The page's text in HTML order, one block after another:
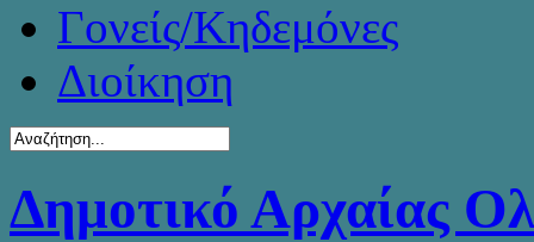
Γονείς/Κηδεμόνες
Διοίκηση
Δημοτικό Αρχαίας